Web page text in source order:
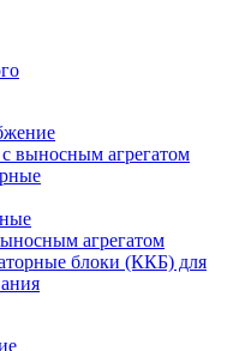
выносным агрегатом
агрегатом
блоки (ККБ) для